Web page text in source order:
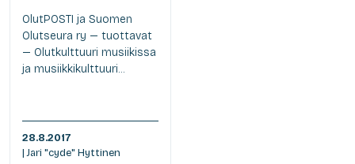
OlutPOSTI ja Suomen
Olutseura ry — tuottavat
— Olutkulttuuri musiikissa
ja musiikkikulttuuri...
28.8.2017
| Jari "cyde" Hyttinen